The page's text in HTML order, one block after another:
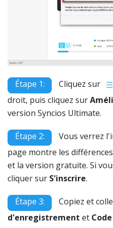
Étape 1: Cliquez sur
droit, puis cliquez sur
version Syncios Ultimate.
Étape 2:
Vous verrez
page montre les
et la version gratuite. Si
cliquer sur S'inscrire.
Étape 3: Copiez et
d'enregistrement et